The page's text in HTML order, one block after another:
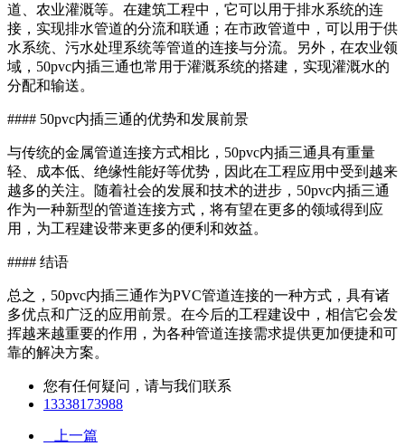
道、农业灌溉等。在建筑工程中，它可以用于排水系统的连
接，实现排水管道的分流和联通；在市政管道中，可以用于供
水系统、污水处理系统等管道的连接与分流。另外，在农业领
域，50pvc内插三通也常用于灌溉系统的搭建，实现灌溉水的
分配和输送。
#### 50pvc内插三通的优势和发展前景
与传统的金属管道连接方式相比，50pvc内插三通具有重量
轻、成本低、绝缘性能好等优势，因此在工程应用中受到越来
越多的关注。随着社会的发展和技术的进步，50pvc内插三通
作为一种新型的管道连接方式，将有望在更多的领域得到应
用，为工程建设带来更多的便利和效益。
#### 结语
总之，50pvc内插三通作为PVC管道连接的一种方式，具有诸
多优点和广泛的应用前景。在今后的工程建设中，相信它会发
挥越来越重要的作用，为各种管道连接需求提供更加便捷和可
靠的解决方案。
您有任何疑问，请与我们联系
13338173988
上一篇